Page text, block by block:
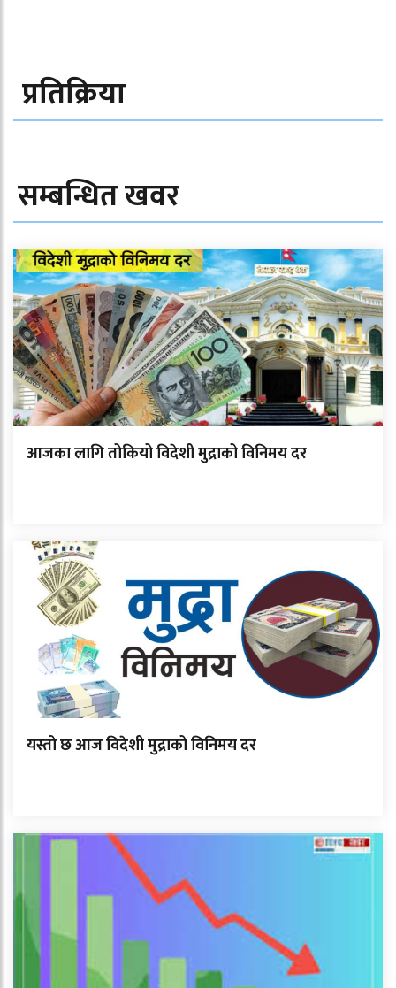
प्रतिक्रिया
सम्बन्धित खवर
आजका लागि तोकियो विदेशी मुद्राको विनिमय दर
यस्तो छ आज विदेशी मुद्राको विनिमय दर